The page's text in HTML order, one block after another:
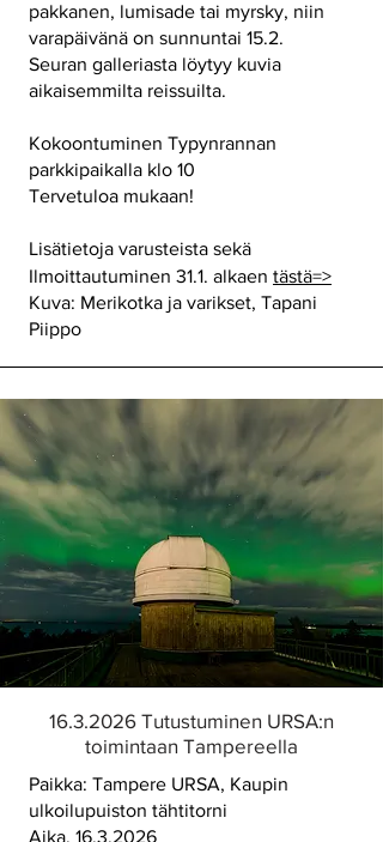
pakkanen, lumisade tai myrsky, niin
varapäivänä on sunnuntai 15.2.
Seuran galleriasta löytyy kuvia
aikaisemmilta reissuilta.
Kokoontuminen Typynrannan
parkkipaikalla klo 10
Tervetuloa mukaan!
Lisätietoja varusteista sekä
Ilmoittautuminen 31.1. alkaen tästä=>
Kuva: Merikotka ja varikset, Tapani
Piippo
16.3.2026 Tutustuminen URSA:n
toimintaan Tampereella
Paikka: Tampere URSA, Kaupin
ulkoilupuiston tähtitorni
Aika. 16.3.2026